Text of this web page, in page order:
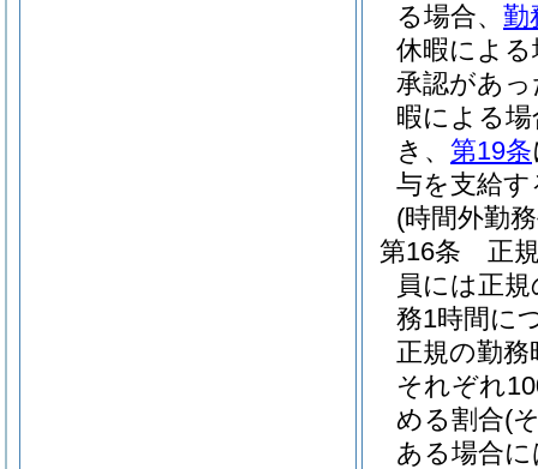
る場合、 勤
休暇によ
承認があ
暇による
き、 第19条
与を支給す
(時間外勤
第16条
正
員には正
務1時間に
正規の勤
それぞれ
める割合(
ある場合